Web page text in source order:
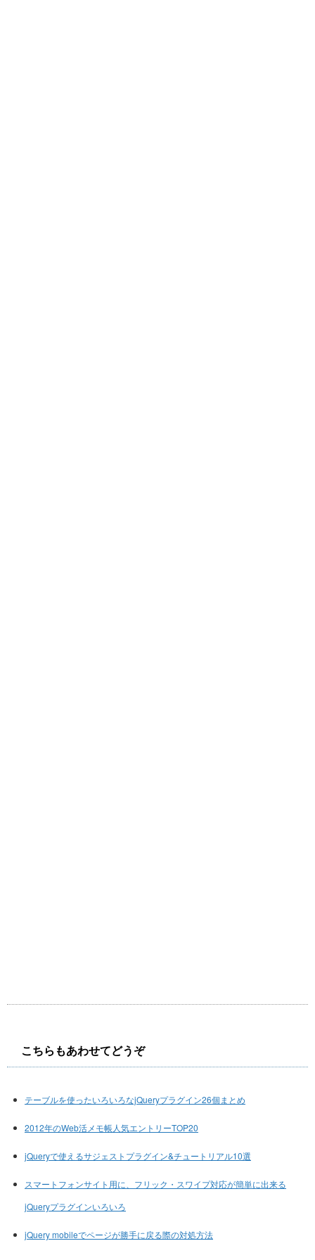
こちらもあわせてどうぞ
テーブルを使ったいろいろなjQueryプラグイン26個まとめ
2012年のWeb活メモ帳人気エントリーTOP20
jQueryで使えるサジェストプラグイン&チュートリアル10選
スマートフォンサイト用に、フリック・スワイプ対応が簡単に出来る
jQueryプラグインいろいろ
jQuery mobileでページが勝手に戻る際の対処方法